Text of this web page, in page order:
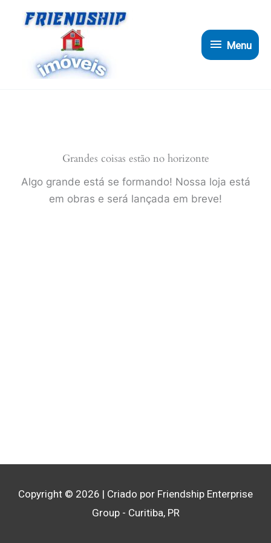
conteúdo
Menu
Menu
Grandes coisas estão no horizonte
Algo grande está se formando! Nossa loja está
em obras e será lançada em breve!
Copyright © 2026 | Criado por Friendship Enterprise
Group - Curitiba, PR